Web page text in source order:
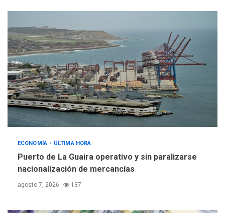
ECONOMÍA ÚLTIMA HORA
Puerto de La Guaira operativo y sin paralizarse
nacionalización de mercancías
agosto 7, 2026 137